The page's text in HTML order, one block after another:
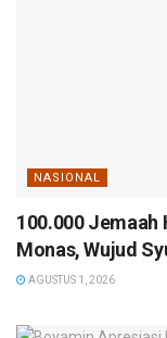
NASIONAL
100.000 Jemaah
Monas, Wujud
AGUSTUS 1, 2026